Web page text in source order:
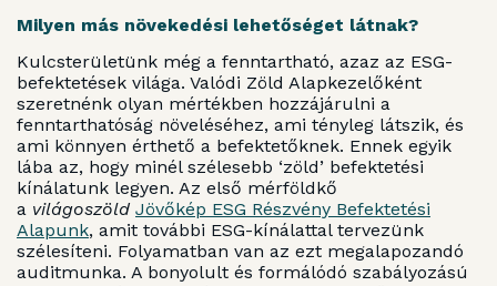
Milyen más növekedési lehetőséget látnak?
Kulcsterületünk még a fenntartható, azaz az ESG-
befektetések világa. Valódi Zöld Alapkezelőként
szeretnénk olyan mértékben hozzájárulni a
fenntarthatóság növeléséhez, ami tényleg látszik, és
ami könnyen érthető a befektetőknek. Ennek egyik
lába az, hogy minél szélesebb ‘zöld’ befektetési
kínálatunk legyen. Az első mérföldkő
a világoszöld Jövőkép ESG Részvény Befektetési
Alapunk, amit további ESG-kínálattal tervezünk
szélesíteni. Folyamatban van az ezt megalapozandó
auditmunka. A bonyolult és formálódó szabályozású